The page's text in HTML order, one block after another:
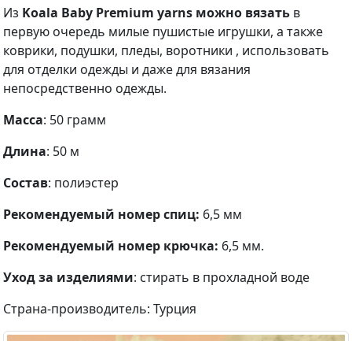
Из Koala Baby Premium yarns можно вязать в
первую очередь милые пушистые игрушки, а также
коврики, подушки, пледы, воротники , использовать
для отделки одежды и даже для вязания
непосредственно одежды.
Масса: 50 грамм
Длина: 50 м
Состав: полиэстер
Рекомендуемый номер спиц: 6,5 мм
Рекомендуемый номер крючка: 6,5 мм.
Уход за изделиями: стирать в прохладной воде
Страна-производитель: Турция